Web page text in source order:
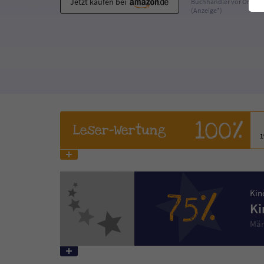
(Anzeige*)
Leser-Wertung 100%
75%